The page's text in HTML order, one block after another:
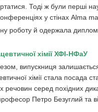
Тоді ж були перші
у стінах Alma
роботу й одержала
хімії ХФІ-НФаУ
випускниця
хімії стала посада
серед похідних
Петро Безуглий та